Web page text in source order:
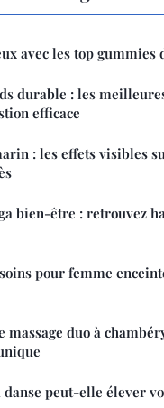
avec les top gummies
durable : les
efficace
: les effets visibles
bien-être : retrouvez
pour femme
massage duo à
peut-elle élever